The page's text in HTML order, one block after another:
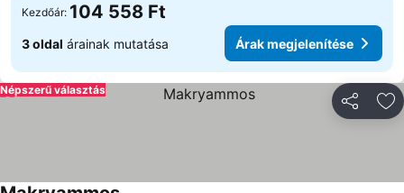
Kezdőár: 104 558 Ft
3 oldal árainak mutatása Árak megjelenítése
Népszerű választás